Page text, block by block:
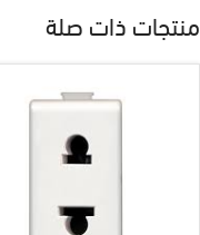
منتجات ذات صلة